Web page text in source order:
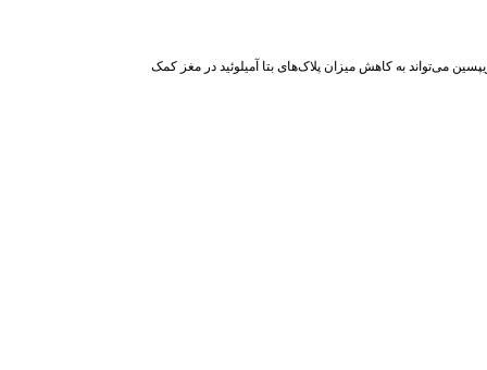
می‌تواند به کاهش میزان پلاک‌های بتا آمیلوئید در مغز کمک